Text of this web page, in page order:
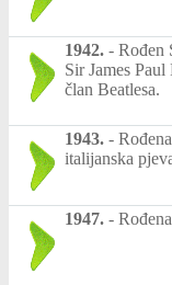
1942. - Rođen
Sir James
član Beatlesa.
1943. -
italijanska
1947. -